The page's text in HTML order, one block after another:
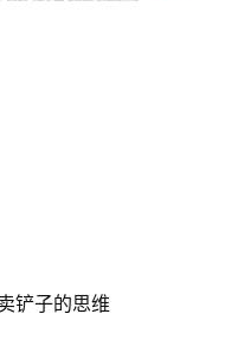
铲子的思维